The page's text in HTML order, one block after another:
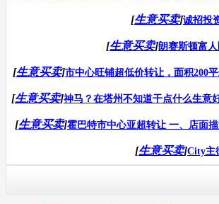
[生意买卖]诚招投
[生意买卖]朗赛斯顿富
[生意买卖]市中心旺铺超低价转让，面积200
[生意买卖]神马？在塔州不知道干点什么生意
[生意买卖]霍巴特市中心亚超转让 一、店面
[生意买卖]City主